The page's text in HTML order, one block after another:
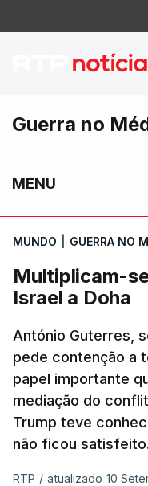
Guerra no
MENU
MUNDO GUERRA NO
Multiplicam-
Israel a Doha
António Guterres,
pede contenção a
papel importante
mediação do
Trump teve
não ficou
RTP / atualizado 10